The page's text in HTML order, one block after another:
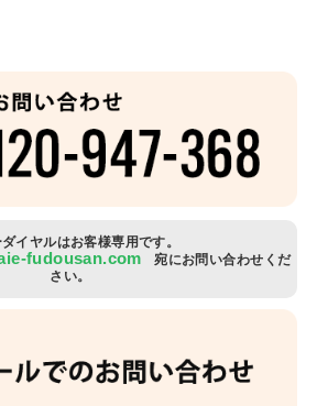
イヤルはお客様専用です。
fudousan.com
宛にお問い合わせくだ
さい。